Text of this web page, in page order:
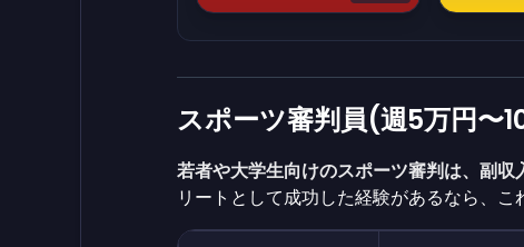
スポーツ審判員(週5万円〜
若者や大学生向けのスポーツ審判は、副
リートとして成功した経験があるなら、こ